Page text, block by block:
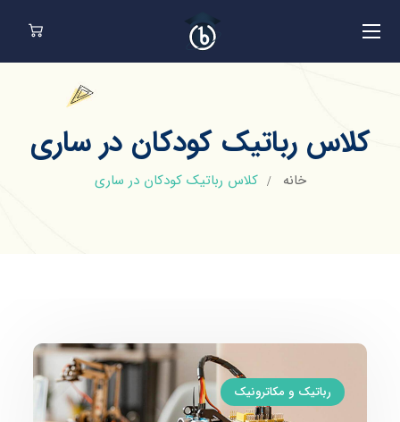
کلاس رباتیک کودکان در ساری
خانه کلاس رباتیک کودکان در ساری
رباتیک و مکاترونیک